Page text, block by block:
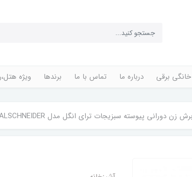
خانگی برقی درباره ما تماس با ما برندها ویژه
برش زن دورانی پیوسته سبزیجات ترای انگل مدل SPIRALSCHNEIDER